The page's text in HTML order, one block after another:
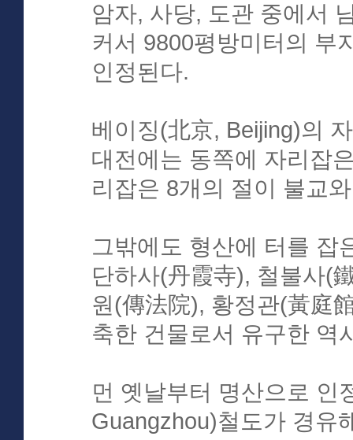
암자, 사당, 도관 중에서
커서 9800평방미터의 부
인정된다.
베이징(北京, Beijing)의
대전에는 동쪽에 자리잡
리잡은 8개의 절이 불교
그밖에도 형산에 터를 잡
단하사(丹霞寺), 철불사(
원(傳法院), 황정관(黃庭
축한 건물로서 유구한 역
먼 옛날부터 명산으로 인
Guangzhou)철도가 경유